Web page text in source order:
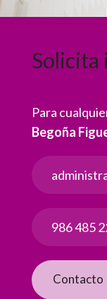
Solicita
Para
Begoña
986 485
Contacto